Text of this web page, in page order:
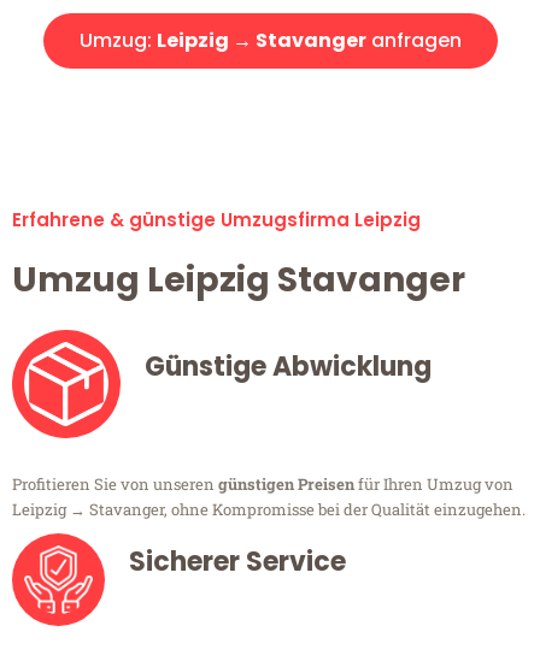
Umzug: Leipzig → Stavangeranfragen
Erfahrene & günstige Umzugsfirma Leipzig
Umzug Leipzig Stavanger
Günstige Abwicklung
Profitieren Sie von unseren günstigen Preisenfür Ihren Umzug von
Leipzig → Stavanger, ohne Kompromisse bei der Qualität einzugehen.
Sicherer Service